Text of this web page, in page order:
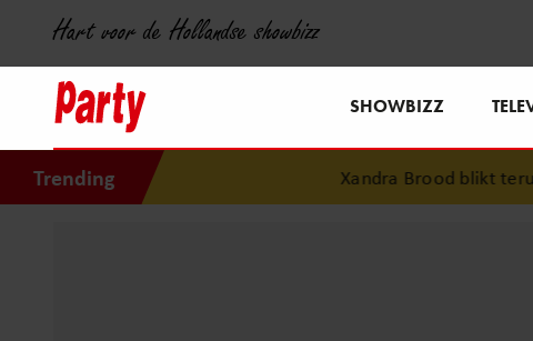
Hart voor de Hollandse showbizz
SHOWBIZZ
Trending Xandra Brood blikt terug